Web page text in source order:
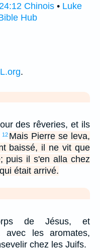
Chinois • Luke
Hub
.
des rêveries, et ils
12 Mais Pierre se leva,
baissé, il ne vit que
puis il s'en alla chez
était arrivé.
de Jésus, et
avec les aromates,
chez les Juifs.